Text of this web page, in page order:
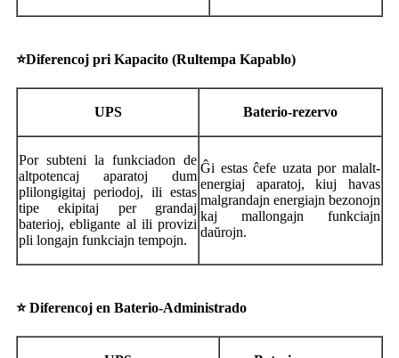
⭐Diferencoj pri Kapacito (Rultempa Kapablo)
UPS Baterio-rezervo
Por subteni la funkciadon de
altpotencaj aparatoj dum
plilongigitaj periodoj, ili estas
tipe ekipitaj per grandaj
baterioj, ebligante al ili provizi
pli longajn funkciajn tempojn.
Ĝi estas ĉefe uzata por malalt-
energiaj aparatoj, kiuj havas
malgrandajn energiajn bezonojn
kaj mallongajn funkciajn
daŭrojn.
⭐ Diferencoj en Baterio-Administrado